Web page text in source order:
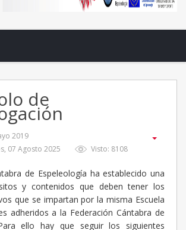
de
2019
07 Agosto 2025
Visto: 8108
de Espeleología ha establecido una
y contenidos que deben tener los
que se impartan por la misma Escuela
adheridos a la Federación Cántabra de
ello hay que seguir los siguientes